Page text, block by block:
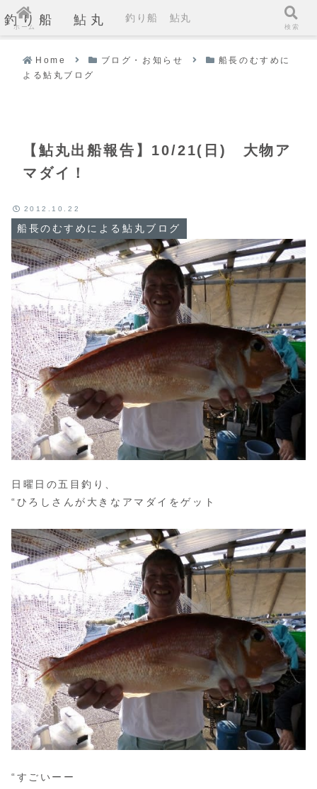
釣り船 鮎丸
Home ブログ・お知らせ
船長のむすめに
よる鮎丸ブログ
【鮎丸出船報告】10/21(日) 大物ア
マダイ！
船長のむすめによる鮎丸ブログ
2012.10.22
日曜日の五目釣り、
“ひろしさんが大きなアマダイをゲット
“すごいーー
ホーム
釣り船 鮎丸
検索